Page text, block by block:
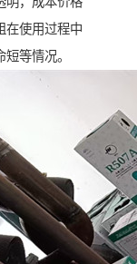
在使用过程中
等情况。